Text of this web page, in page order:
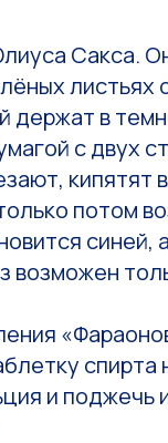
Сакса.
листьях
держат в
с двух
кипятят
потом
синей,
возможен
и поджечь